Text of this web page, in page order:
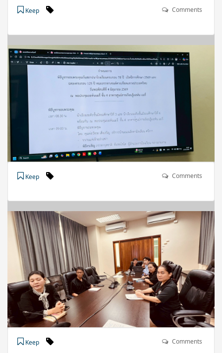
Keep Comments
Keep Comments
Keep Comments